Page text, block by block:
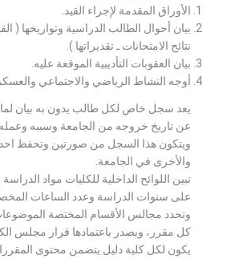
الأوراق المقدمة لإجراء القيد.
بيان أحوال الطالب الدراسية وتواريخها (
نتائح الامتحانات ـ تقديراتها ).
بيان العقوبات التأديبية الموقعة عليه.
أوجه النشاط الرياضي والاجتماعي
يعد سجل خاص لكل طالب يدون به بيان لما
عن تاريخ خروجه من الجامعة وسببه وعمله
ويتكون هذا السجل من صورتين وتحفظ
والأخرى في الجامعة.
تبين اللوائح الداخلية للكليات مواد
على سنوات الدراسة وعدد الساعات
وتحدد مجالس الأقسام المختصة
كل مقرر، ويصدر باعتمادها قرار مجلس
يكون لكل كلية دليل يتضمن محتوى